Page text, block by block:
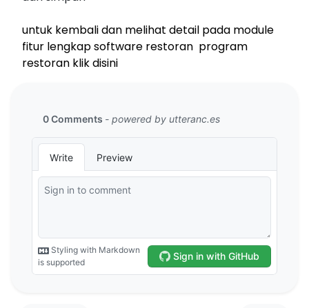
untuk kembali dan melihat detail pada module
fitur lengkap software restoran program
restoran klik disini